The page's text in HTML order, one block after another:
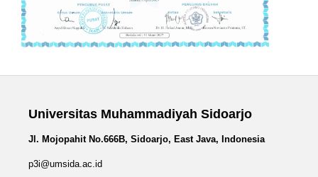
Universitas Muhammadiyah Sidoarjo
Jl. Mojopahit No.666B, Sidoarjo, East Java, Indonesia
p3i@umsida.ac.id